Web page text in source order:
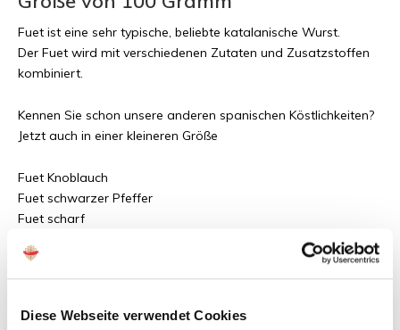
Diese Webseite verwendet Cookies
Fuet ist eine sehr typische, beliebte katalanische Wurst.
Der Fuet wird mit verschiedenen Zutaten und Zusatzstoffen
kombiniert.
Kennen Sie schon unsere anderen spanischen Köstlichkeiten?
Jetzt auch in einer kleineren Größe
Fuet Knoblauch
Fuet schwarzer Pfeffer
Fuet scharf
Fuet mit Blauschimmelkäse
Fuet mit Haselnussgeschmack